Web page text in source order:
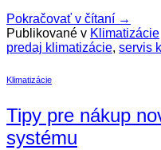
Pokračovať v čítaní →
Publikované v Klimatizácie
predaj klimatizácie, servis
Klimatizácie
Tipy pre nákup
systému